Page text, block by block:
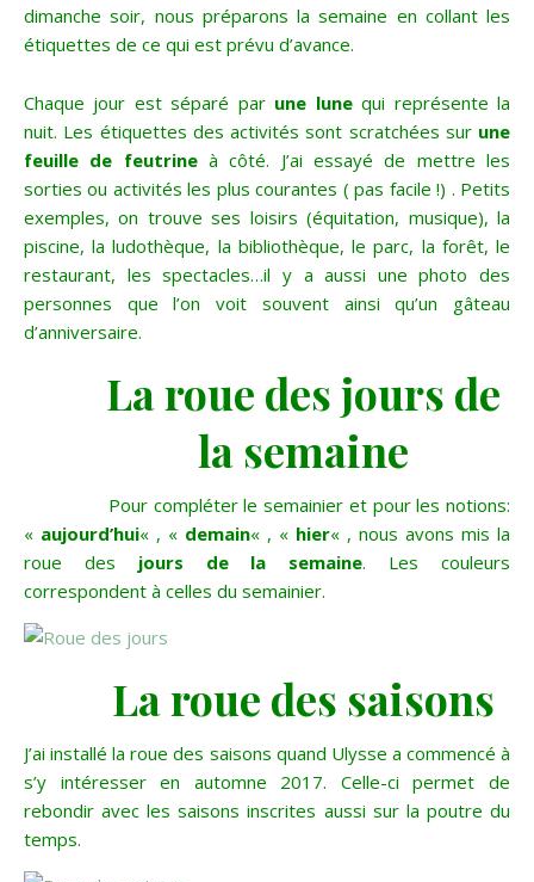
dimanche soir, nous préparons la semaine en collant les
étiquettes de ce qui est prévu d’avance.
Chaque jour est séparé par une lunequi représente la
nuit. Les étiquettes des activités sont scratchées sur une
feuille de feutrineà côté. J’ai essayé de mettre les
sorties ou activités les plus courantes ( pas facile !) . Petits
exemples, on trouve ses loisirs (équitation, musique), la
piscine, la ludothèque, la bibliothèque, le parc, la forêt, le
restaurant, les spectacles…il y a aussi une photo des
personnes que l’on voit souvent ainsi qu’un gâteau
d’anniversaire.
La roue des jours de
la semaine
Pour compléter le semainier et pour les notions:
« aujourd’hui« , « demain« , « hier« , nous avons mis la
roue des jours de la semaine. Les couleurs
correspondent à celles du semainier.
La roue des saisons
J’ai installé la roue des saisons quand Ulysse a commencé à
s’y intéresser en automne 2017. Celle-ci permet de
rebondir avec les saisons inscrites aussi sur la poutre du
temps.